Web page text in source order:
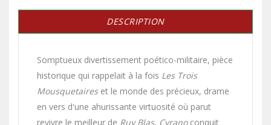
DESCRIPTION
Somptueux divertissement poético-militaire, pièce
historique qui rappelait à la fois Les Trois
Mousquetaireset le monde des précieux, drame
en vers d'une ahurissante virtuosité où parut
revivre le meilleur de Ruy Blas, Cyranoconquit